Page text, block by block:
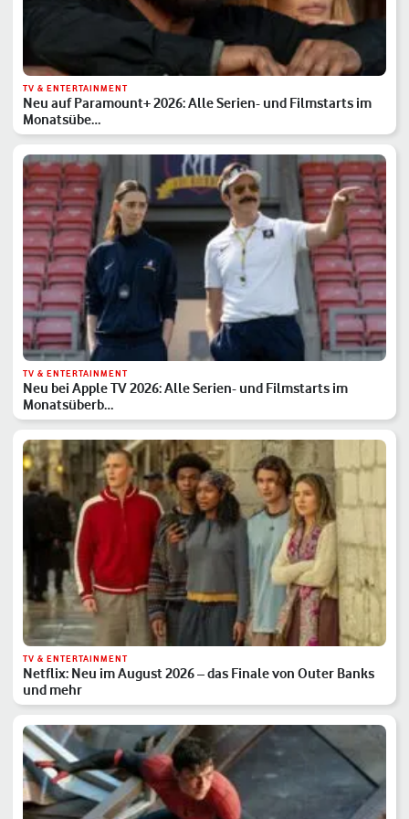
TV & ENTERTAINMENT
Neu auf Paramount+ 2026: Alle Serien- und Filmstarts im
Monatsübe…
TV & ENTERTAINMENT
Neu bei Apple TV 2026: Alle Serien- und Filmstarts im
Monatsüberb…
TV & ENTERTAINMENT
Netflix: Neu im August 2026 – das Finale von Outer Banks
und mehr